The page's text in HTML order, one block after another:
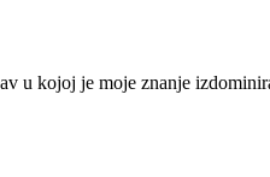
u kojoj je moje znanje